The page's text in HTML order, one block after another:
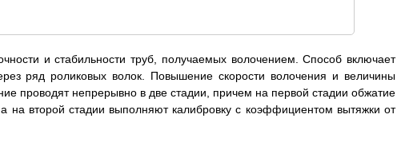
и стабильности труб, получаемых волочением. Способ включает
ряд роликовых волок. Повышение скорости волочения и величины
проводят непрерывно в две стадии, причем на первой стадии обжатие
на второй стадии выполняют калибровку с коэффициентом вытяжки от